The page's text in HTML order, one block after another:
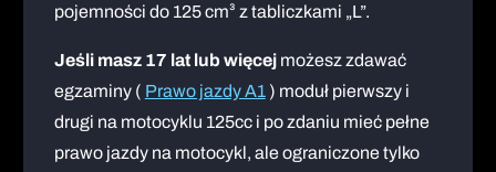
pojemności do 125 cm³ z tabliczkami „L”.
Jeśli masz 17 lat lub więcejmożesz zdawać
egzaminy ( Prawo jazdy A1 ) moduł pierwszy i
drugi na motocyklu 125cc i po zdaniu mieć pełne
prawo jazdy na motocykl, ale ograniczone tylko